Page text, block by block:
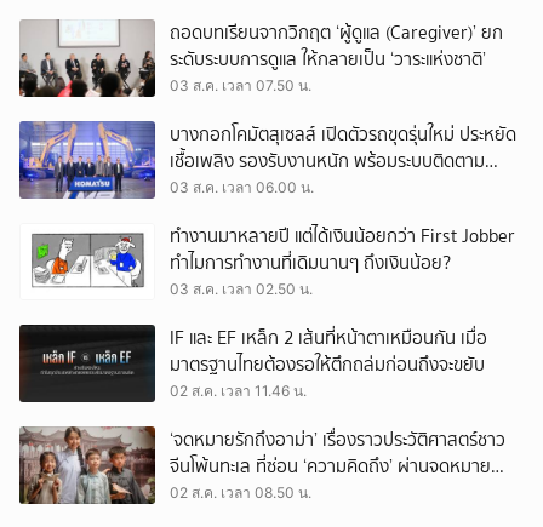
ถอดบทเรียนจากวิกฤต ‘ผู้ดูแล (Caregiver)’ ยก
ระดับระบบการดูแล ให้กลายเป็น ‘วาระแห่งชาติ’
03 ส.ค. เวลา 07.50 น.
บางกอกโคมัตสุเซลส์ เปิดตัวรถขุดรุ่นใหม่ ประหยัด
เชื้อเพลิง รองรับงานหนัก พร้อมระบบติดตาม
เครื่องจักรผ่านดาวเทียม
03 ส.ค. เวลา 06.00 น.
ทำงานมาหลายปี แต่ได้เงินน้อยกว่า First Jobber
ทำไมการทำงานที่เดิมนานๆ ถึงเงินน้อย?
03 ส.ค. เวลา 02.50 น.
IF และ EF เหล็ก 2 เส้นที่หน้าตาเหมือนกัน เมื่อ
มาตรฐานไทยต้องรอให้ตึกถล่มก่อนถึงจะขยับ
02 ส.ค. เวลา 11.46 น.
‘จดหมายรักถึงอาม่า’ เรื่องราวประวัติศาสตร์ชาว
จีนโพ้นทะเล ที่ซ่อน ‘ความคิดถึง’ ผ่านจดหมาย
‘โพยก๊วน’
02 ส.ค. เวลา 08.50 น.